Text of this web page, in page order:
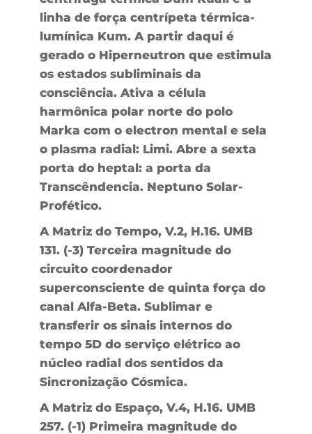
linha de força centrípeta térmica-
lumínica Kum. A partir daqui é
gerado o Hiperneutron que estimula
os estados subliminais da
consciência. Ativa a célula
harmônica polar norte do polo
Marka com o electron mental e sela
o plasma radial: Limi. Abre a sexta
porta do heptal: a porta da
Transcêndencia. Neptuno Solar-
Profético.
A Matriz do Tempo, V.2, H.16. UMB
131. (-3) Terceira magnitude do
circuito coordenador
superconsciente de quinta força do
canal Alfa-Beta. Sublimar e
transferir os sinais internos do
tempo 5D do serviço elétrico ao
núcleo radial dos sentidos da
Sincronização Cósmica.
A Matriz do Espaço, V.4, H.16. UMB
257. (-1) Primeira magnitude do